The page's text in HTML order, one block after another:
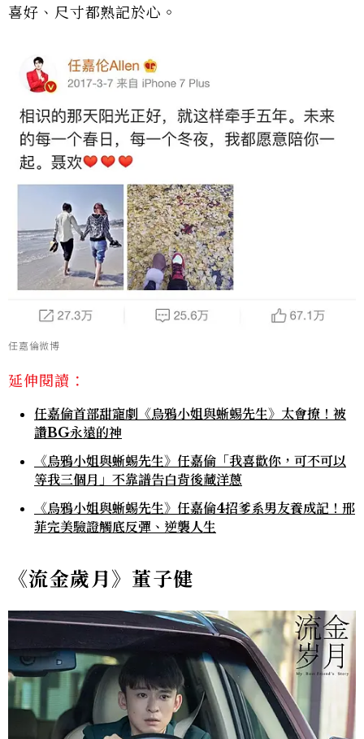
喜好、尺寸都熟記於心。
任嘉倫微博
延伸閱讀：
任嘉倫首部甜寵劇《烏鴉小姐與蜥蜴先生》太會撩！被
讚BG永遠的神
《烏鴉小姐與蜥蜴先生》任嘉倫「我喜歡你，可不可以
等我三個月」不靠譜告白背後藏洋蔥
《烏鴉小姐與蜥蜴先生》任嘉倫4招爹系男友養成記！邢
菲完美驗證觸底反彈、逆襲人生
《流金歲月》董子健